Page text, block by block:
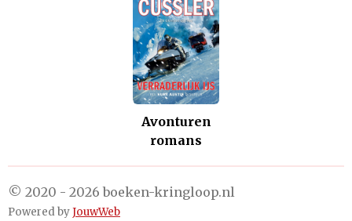
Avonturen
romans
© 2020 - 2026 boeken-kringloop.nl
Powered byJouwWeb